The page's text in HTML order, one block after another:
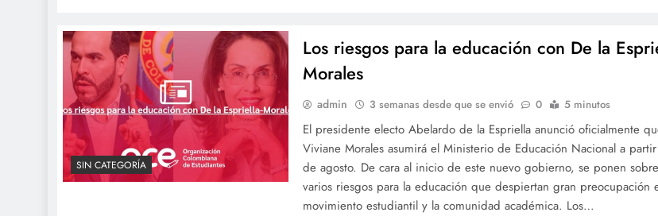
SIN CATEGORÍA
Los riesgos para la educación con De la
Morales
admin 3 semanas desde que se envió 0 5 minutos
El presidente electo Abelardo de la Espriella anunció oficialmente
Viviane Morales asumirá el Ministerio de Educación Nacional a
de agosto. De cara al inicio de este nuevo gobierno, se ponen
varios riesgos para la educación que despiertan gran preocupación
movimiento estudiantil y la comunidad académica. Los…